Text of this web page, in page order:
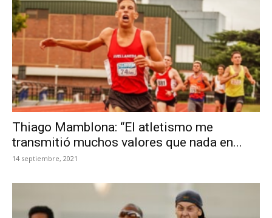
Thiago Mamblona: “El atletismo me
transmitió muchos valores que nada en...
14 septiembre, 2021